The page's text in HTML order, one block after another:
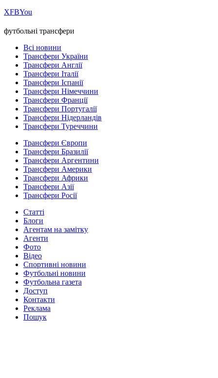
ХFBYou
футбольні трансфери
Всі новини
Трансфери України
Трансфери Англії
Трансфери Італії
Трансфери Іспанії
Трансфери Німеччини
Трансфери Франції
Трансфери Португалії
Трансфери Нідерландів
Трансфери Туреччини
Трансфери Європи
Трансфери Бразилії
Трансфери Аргентини
Трансфери Америки
Трансфери Африки
Трансфери Азії
Трансфери Росії
Статті
Блоги
Агентам на замітку
Агенти
Фото
Відео
Спортивні новини
Футбольні новини
Футбольна газета
Доступ
Контакти
Реклама
Пошук